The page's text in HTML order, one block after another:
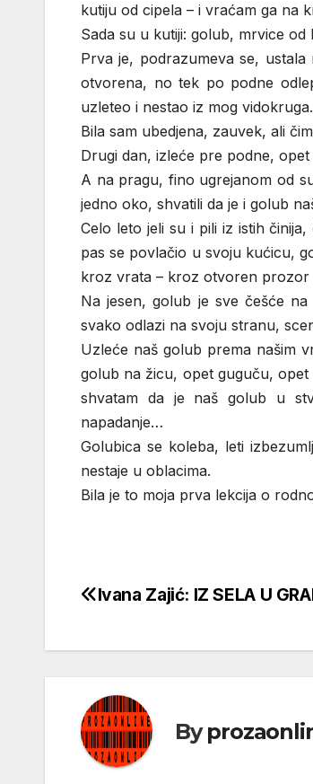
kutiju od cipela – i vraćam ga na
Sada su u kutiji: golub, mrvice
Prva je, podrazumeva se,
otvorena, no tek po podne
uzleteo i nestao iz mog vidokruga.
Bila sam ubedjena, zauvek, ali
Drugi dan, izleće pre podne,
A na pragu, fino ugrejanom od
jedno oko, shvatili da je i golub
Celo leto jeli su i pili iz istih
pas se povlačio u svoju kućicu,
kroz vrata – kroz otvoren prozor
Na jesen, golub je sve češće
svako odlazi na svoju stranu,
Uzleće naš golub prema našim
golub na žicu, opet guguču,
shvatam da je naš golub u
napadanje…
Golubica se koleba, leti
nestaje u oblacima.
Bila je to moja prva lekcija o
Кретање
Ivana Zajić: IZ SELA U
By